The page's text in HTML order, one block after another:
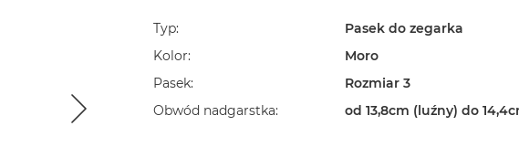
Typ
Pasek do zegarka
Kolor
Moro
Pasek
Rozmiar 3
Obwód nadgarstka
od 13,8cm (luźny) do